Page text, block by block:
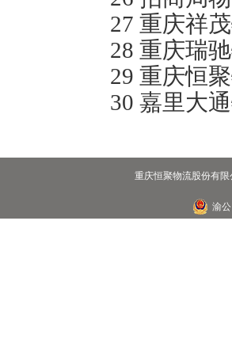
27 重庆祥
28 重庆瑞
29 重庆恒
30 嘉里大
重庆恒聚物流股份有
渝公